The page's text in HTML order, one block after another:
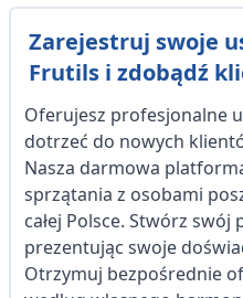
Zarejestruj swoje
Frutils i zdobądź
Oferujesz profesjonalne
dotrzeć do nowych
Nasza darmowa
sprzątania z osobami
całej Polsce. Stwórz
prezentując swoje
Otrzymuj bezpośrednie